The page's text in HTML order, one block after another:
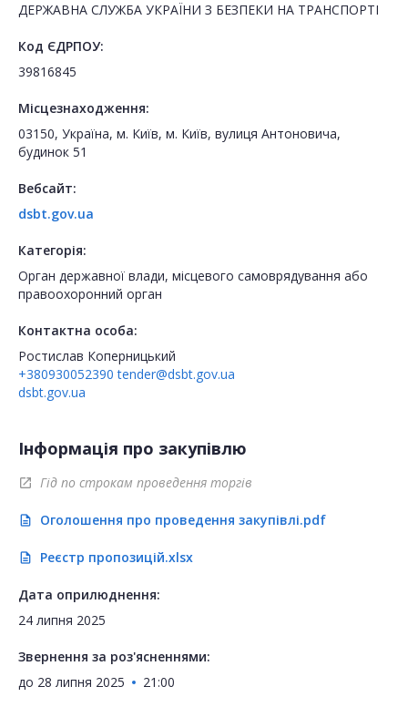
ДЕРЖАВНА СЛУЖБА УКРАЇНИ З БЕЗПЕКИ НА ТРАНСПОРТІ
Код ЄДРПОУ:
39816845
Місцезнаходження:
03150, Україна, м. Київ, м. Київ, вулиця Антоновича,
будинок 51
Вебсайт:
dsbt.gov.ua
Категорія:
Орган державної влади, місцевого самоврядування або
правоохоронний орган
Контактна особа:
Ростислав Коперницький
+380930052390 tender@dsbt.gov.ua
dsbt.gov.ua
Інформація про закупівлю
open_in_new Гід по строкам проведення торгів
description Оголошення про проведення закупівлі.pdf
description Реєстр пропозицій.xlsx
Дата оприлюднення:
24 липня 2025
Звернення за роз'ясненнями:
до 28 липня 2025 21:00